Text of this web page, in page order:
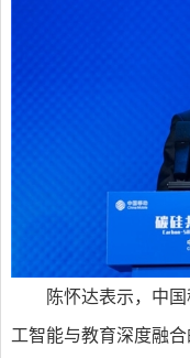
陈怀达表示，中
工智能与教育深度融